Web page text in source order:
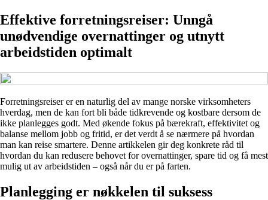
Effektive forretningsreiser: Unngå
unødvendige overnattinger og utnytt
arbeidstiden optimalt
Forretningsreiser er en naturlig del av mange norske virksomheters
hverdag, men de kan fort bli både tidkrevende og kostbare dersom de
ikke planlegges godt. Med økende fokus på bærekraft, effektivitet og
balanse mellom jobb og fritid, er det verdt å se nærmere på hvordan
man kan reise smartere. Denne artikkelen gir deg konkrete råd til
hvordan du kan redusere behovet for overnattinger, spare tid og få mest
mulig ut av arbeidstiden – også når du er på farten.
Planlegging er nøkkelen til suksess